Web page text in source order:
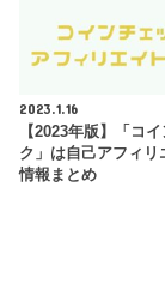
2023.1.16
【2023年版】「コ
ク」は自己アフィリ
情報まとめ